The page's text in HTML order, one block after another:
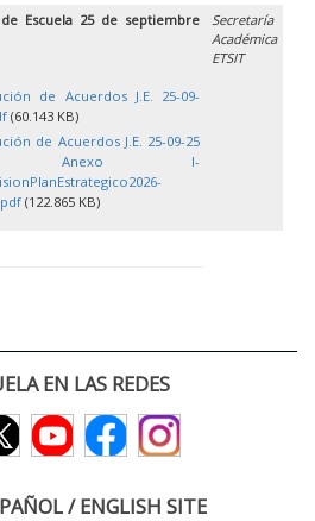
Escuela 25 de septiembre
de Acuerdos J.E. 25-09-
(60.143 KB)
de Acuerdos J.E. 25-09-25
I-
(122.865 KB)
Secretaría
Académica
ETSIT
EN LAS REDES
/ ENGLISH SITE